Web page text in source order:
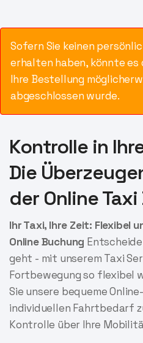
Sofern Sie keinen
erhalten haben, könnte
Ihre Bestellung
abgeschlossen wurde.
Kontrolle in
Die
der Online
Ihr Taxi, Ihre Zeit: Flexibel
Online Buchung
geht - mit unserem Taxi
Fortbewegung so flexibel
Sie unsere bequeme
individuellen Fahrtbedarf
Kontrolle über Ihre